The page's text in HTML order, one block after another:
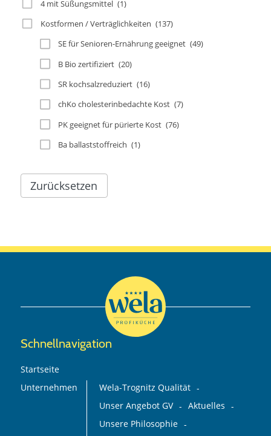
4 mit Süßungsmittel (1)
Kostformen / Verträglichkeiten (137)
SE für Senioren-Ernährung geeignet (49)
B Bio zertifiziert (20)
SR kochsalzreduziert (16)
chKo cholesterinbedachte Kost (7)
PK geeignet für pürierte Kost (76)
Ba ballaststoffreich (1)
Zurücksetzen
Schnellnavigation
Startseite
Unternehmen
Wela-Trognitz Qualität
Unser Angebot GV
Aktuelles
Unsere Philosophie